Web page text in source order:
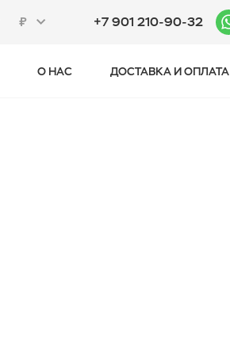
₽ +7 901 210-90-32
О НАС ДОСТАВКА И ОПЛАТА